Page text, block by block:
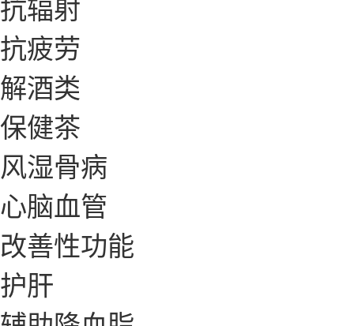
抗辐射
抗疲劳
解酒类
保健茶
风湿骨病
心脑血管
改善性功能
护肝